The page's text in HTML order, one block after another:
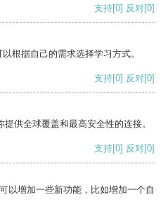
支持[0] 反对[0]
根据自己的需求选择学习方式。
支持[0] 反对[0]
供全球覆盖和最高安全性的连接。
支持[0] 反对[0]
以增加一些新功能，比如增加一个自